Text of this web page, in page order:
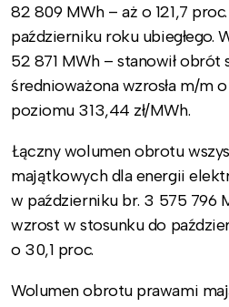
82 809 MWh – aż o 121,7
październiku roku ubiegłego.
52 871 MWh – stanowił obrót
średnioważona wzrosła m/m
poziomu 313,44 zł/MWh.
Łączny wolumen obrotu
majątkowych dla energii
w październiku br. 3 575 796
wzrost w stosunku do
o 30,1 proc.
Wolumen obrotu prawami